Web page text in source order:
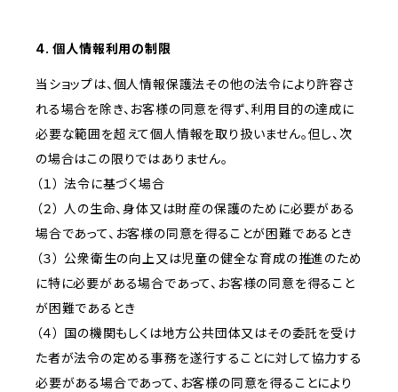
4. 個人情報利用の制限
当ショップは、個人情報保護法その他の法令により許容さ
れる場合を除き、お客様の同意を得ず、利用目的の達成に
必要な範囲を超えて個人情報を取り扱いません。但し、次
の場合はこの限りではありません。
（１） 法令に基づく場合
（２） 人の生命、身体又は財産の保護のために必要がある
場合であって、お客様の同意を得ることが困難であるとき
（３） 公衆衛生の向上又は児童の健全な育成の推進のため
に特に必要がある場合であって、お客様の同意を得ること
が困難であるとき
（４） 国の機関もしくは地方公共団体又はその委託を受け
た者が法令の定める事務を遂行することに対して協力する
必要がある場合であって、お客様の同意を得ることにより